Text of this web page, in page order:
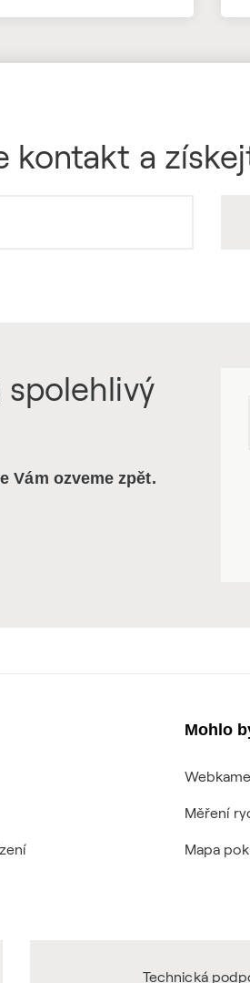
kontakt a
spolehlivý
Vám ozveme zpět.
Mohlo
Měření
Mapa
Technická